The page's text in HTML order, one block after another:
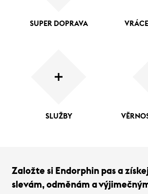
SUPER DOPRAVA
SLUŽBY
Založte si Endorphin pas a
slevám, odměnám a